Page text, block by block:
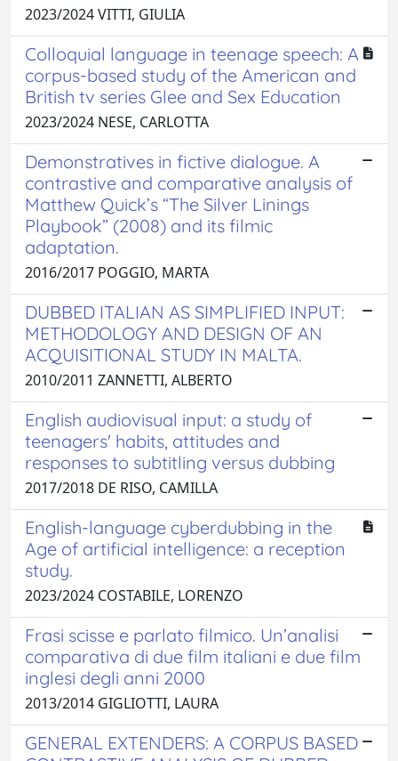
2023/2024 VITTI, GIULIA
Colloquial language in teenage speech: A
corpus-based study of the American and
British tv series Glee and Sex Education
2023/2024 NESE, CARLOTTA
Demonstratives in fictive dialogue. A
contrastive and comparative analysis of
Matthew Quick’s “The Silver Linings
Playbook” (2008) and its filmic
adaptation.
2016/2017 POGGIO, MARTA
DUBBED ITALIAN AS SIMPLIFIED INPUT:
METHODOLOGY AND DESIGN OF AN
ACQUISITIONAL STUDY IN MALTA.
2010/2011 ZANNETTI, ALBERTO
English audiovisual input: a study of
teenagers' habits, attitudes and
responses to subtitling versus dubbing
2017/2018 DE RISO, CAMILLA
English-language cyberdubbing in the
Age of artificial intelligence: a reception
study.
2023/2024 COSTABILE, LORENZO
Frasi scisse e parlato filmico. Un’analisi
comparativa di due film italiani e due film
inglesi degli anni 2000
2013/2014 GIGLIOTTI, LAURA
GENERAL EXTENDERS: A CORPUS BASED